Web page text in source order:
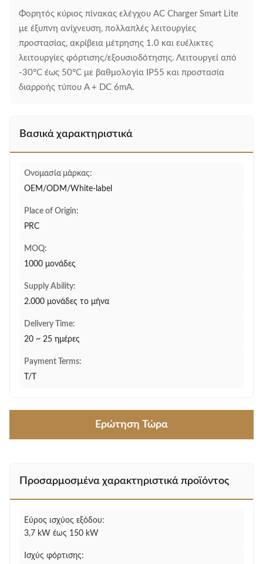
Φορητός κύριος πίνακας ελέγχου AC Charger Smart Lite
με έξυπνη ανίχνευση, πολλαπλές λειτουργίες
προστασίας, ακρίβεια μέτρησης 1.0 και ευέλικτες
λειτουργίες φόρτισης/εξουσιοδότησης. Λειτουργεί από
-30°C έως 50°C με βαθμολογία IP55 και προστασία
διαρροής τύπου A + DC 6mA.
Βασικά χαρακτηριστικά
Ονομασία μάρκας:
OEM/ODM/White-label
Place of Origin:
PRC
MOQ:
1000 μονάδες
Supply Ability:
2.000 μονάδες το μήνα
Delivery Time:
20 ~ 25 ημέρες
Payment Terms:
T/T
Ερώτηση Τώρα
Προσαρμοσμένα χαρακτηριστικά προϊόντος
Εύρος ισχύος εξόδου:
3,7 kW έως 150 kW
Ισχύς φόρτισης: